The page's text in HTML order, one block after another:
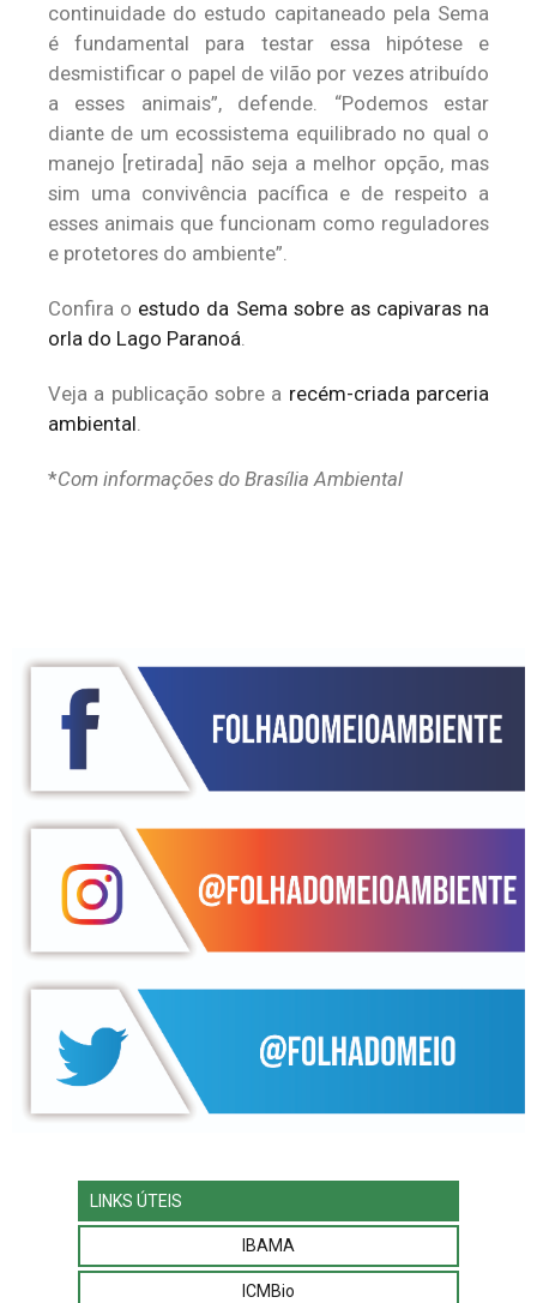
continuidade do estudo capitaneado pela Sema
é fundamental para testar essa hipótese e
desmistificar o papel de vilão por vezes atribuído
a esses animais”, defende. “Podemos estar
diante de um ecossistema equilibrado no qual o
manejo [retirada] não seja a melhor opção, mas
sim uma convivência pacífica e de respeito a
esses animais que funcionam como reguladores
e protetores do ambiente”.
Confira o estudo da Sema sobre as capivaras na
orla do Lago Paranoá.
Veja a publicação sobre a recém-criada parceria
ambiental.
*Com informações do Brasília Ambiental
LINKS ÚTEIS
IBAMA
ICMBio